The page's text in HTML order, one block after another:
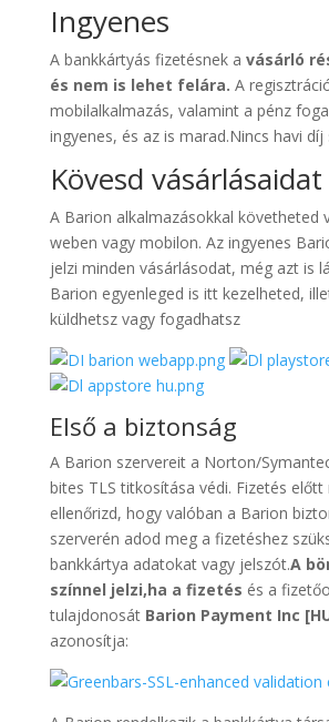
Ingyenes
A bankkártyás fizetésnek a vásárló
és nem is lehet felára. A
mobilalkalmazás, valamint a pénz
ingyenes, és az is marad.Nincs havi díj
Kövesd vásárlásaidat
A Barion alkalmazásokkal követheted
weben vagy mobilon. Az ingyenes
jelzi minden vásárlásodat, még azt is
Barion egyenleged is itt kezelheted,
küldhetsz vagy fogadhatsz
Első a biztonság
A Barion szervereit a Norton/
bites TLS titkosítása védi. Fizetés előtt
ellenőrizd, hogy valóban a Barion
szerverén adod meg a fizetéshez
bankkártya adatokat vagy jelszót.A
színnel jelzi,ha a fizetés és a
tulajdonosát Barion Payment Inc
azonosítja: